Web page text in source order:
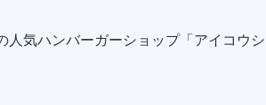
気ハンバーガーショップ「アイコウシ